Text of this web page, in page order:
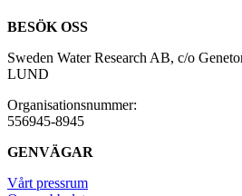
BESÖK OSS
Sweden Water Research AB, c/o
LUND
Organisationsnummer:
556945-8945
GENVÄGAR
Vårt pressrum